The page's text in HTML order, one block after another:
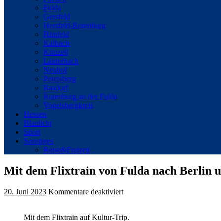
Fulda
Gersfeld
Hersfeld-Rotenburg
Hünfeld
Kalbach
Künzell
Lauterbach
Neuhof
Petersberg
Rasdorf
Rotenburg an der Fulda
Vogelsbergkreis
Hessen
Blaulicht
Sport
Sonstiges
Reise&Freizeit
Mit dem Flixtrain von Fulda nach Berlin
20. Juni 2023 Kommentare deaktiviertfür
Flixtrain
Mit dem Flixtrain auf Kultur-Trip.